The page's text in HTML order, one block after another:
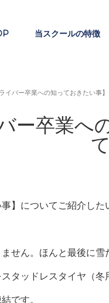
当スクールの特徴
イバー卒業への知っておきたい事
ー卒業へ
】についてご紹介した
せん。ほんと最後に
タッドレスタイヤ（冬
です。